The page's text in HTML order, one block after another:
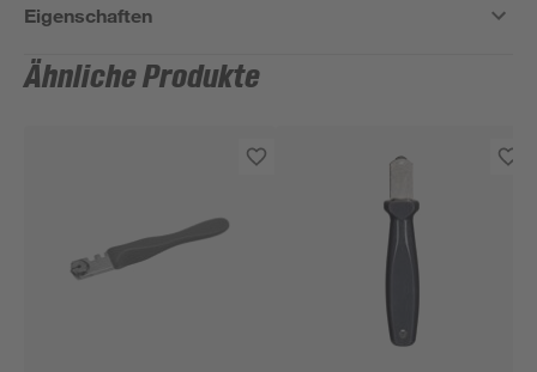
Eigenschaften
Ähnliche Produkte